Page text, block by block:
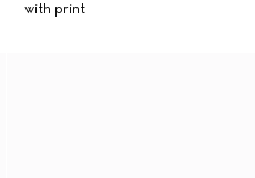
with print